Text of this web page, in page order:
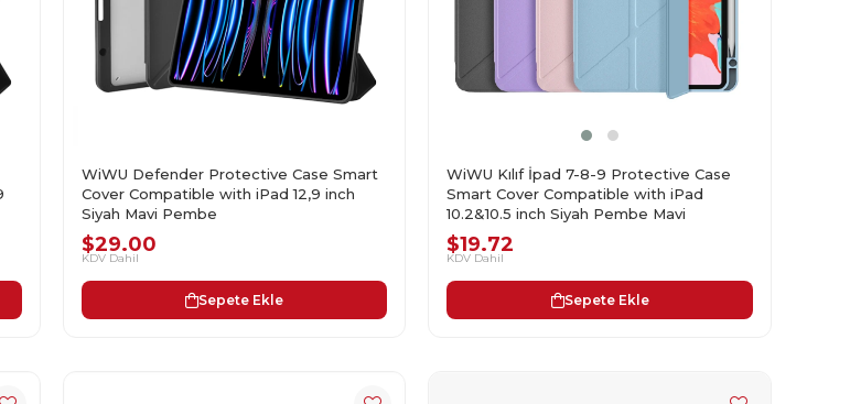
WiWU Defender Protective Case Smart
Cover Compatible with iPad 12,9 inch
Siyah Mavi Pembe
$29.00
KDV Dahil
Sepete Ekle
WiWU Kılıf İpad 7-8-9 Protective Case
Smart Cover Compatible with iPad
10.2&10.5 inch Siyah Pembe Mavi
$19.72
KDV Dahil
Sepete Ekle